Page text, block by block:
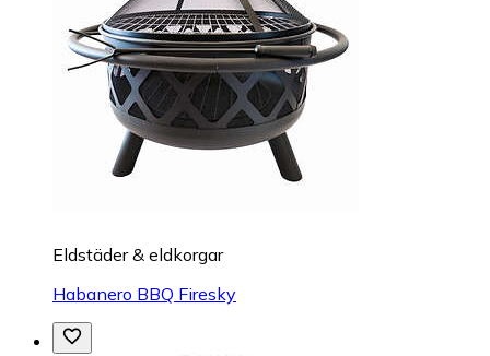
Eldstäder & eldkorgar
Habanero BBQ Firesky